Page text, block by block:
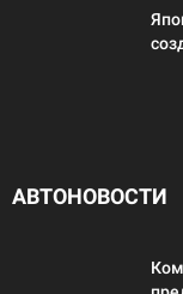
АВТОНОВОСТИ